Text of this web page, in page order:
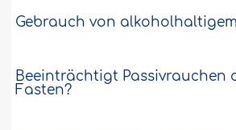
Gebrauch von
Beeinträchtigt Passivrauchen
Fasten?